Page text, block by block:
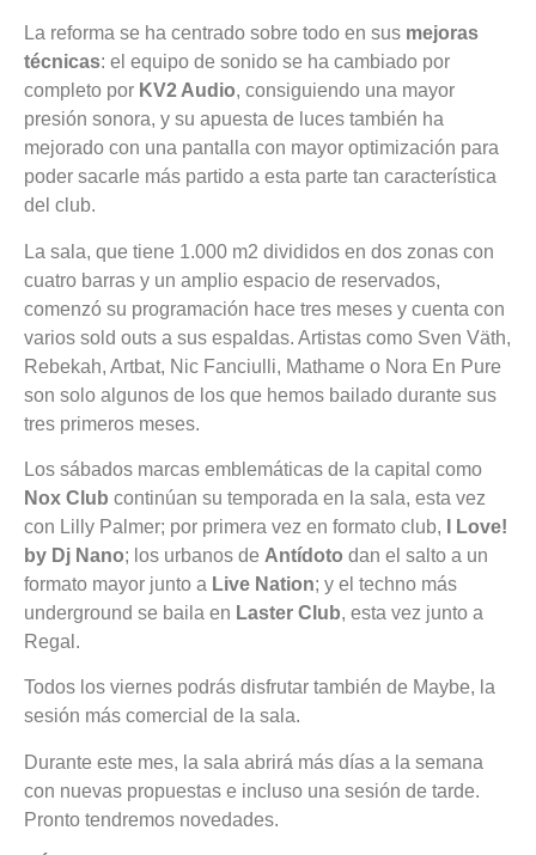
La reforma se ha centrado sobre todo en sus mejoras
técnicas: el equipo de sonido se ha cambiado por
completo por KV2 Audio, consiguiendo una mayor
presión sonora, y su apuesta de luces también ha
mejorado con una pantalla con mayor optimización para
poder sacarle más partido a esta parte tan característica
del club.
La sala, que tiene 1.000 m2 divididos en dos zonas con
cuatro barras y un amplio espacio de reservados,
comenzó su programación hace tres meses y cuenta con
varios sold outs a sus espaldas. Artistas como Sven Väth,
Rebekah, Artbat, Nic Fanciulli, Mathame o Nora En Pure
son solo algunos de los que hemos bailado durante sus
tres primeros meses.
Los sábados marcas emblemáticas de la capital como
Nox Club continúan su temporada en la sala, esta vez
con Lilly Palmer; por primera vez en formato club,
I Love!
by Dj Nano; los urbanos de Antídoto dan el salto a un
formato mayor junto a Live Nation; y el techno más
underground se baila en Laster Club, esta vez junto a
Regal.
Todos los viernes podrás disfrutar también de Maybe, la
sesión más comercial de la sala.
Durante este mes, la sala abrirá más días a la semana
con nuevas propuestas e incluso una sesión de tarde.
Pronto tendremos novedades.